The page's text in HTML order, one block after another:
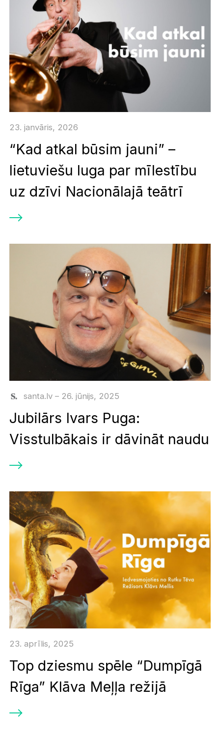
23. janvāris, 2026
“Kad atkal būsim jauni” –
lietuviešu luga par mīlestību
uz dzīvi Nacionālajā teātrī
santa.lv – 26. jūnijs, 2025
Jubilārs Ivars Puga:
Visstulbākais ir dāvināt naudu
23. aprīlis, 2025
Top dziesmu spēle “Dumpīgā
Rīga” Klāva Meļļa režijā